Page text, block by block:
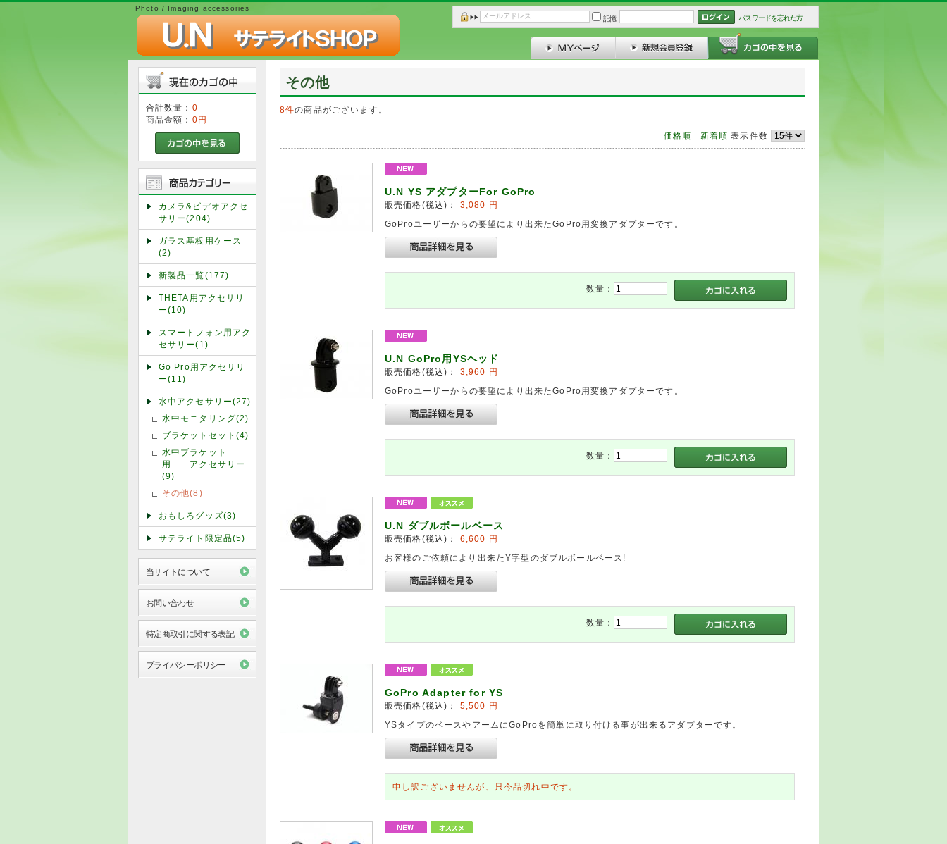
Photo / Imaging accessories
記憶
パスワードを忘れた方
合計数量： 0
商品金額： 0円
カメラ&ビデオアクセ
サリー(204)
ガラス基板用ケース
(2)
新製品一覧(177)
THETA用アクセサリ
ー(10)
スマートフォン用アク
セサリー(1)
Go Pro用アクセサリ
ー(11)
水中アクセサリー(27)
水中モニタリング(2)
ブラケットセット(4)
水中ブラケット
用 アクセサリー
(9)
その他(8)
おもしろグッズ(3)
サテライト限定品(5)
当サイトについて
お問い合わせ
特定商取引に関する表記
プライバシーポリシー
その他
8件の商品がございます。
価格順 新着順 表示件数
U.N YS アダプターFor GoPro
販売価格(税込)： 3,080 円
GoProユーザーからの要望により出来たGoPro用変換アダプターです。
数量：
U.N GoPro用YSヘッド
販売価格(税込)： 3,960 円
GoProユーザーからの要望により出来たGoPro用変換アダプターです。
数量：
U.N ダブルボールベース
販売価格(税込)： 6,600 円
お客様のご依頼により出来たY字型のダブルボールベース!
数量：
GoPro Adapter for YS
販売価格(税込)： 5,500 円
YSタイプのベースやアームにGoProを簡単に取り付ける事が出来るアダプターです。
申し訳ございませんが、只今品切れ中です。